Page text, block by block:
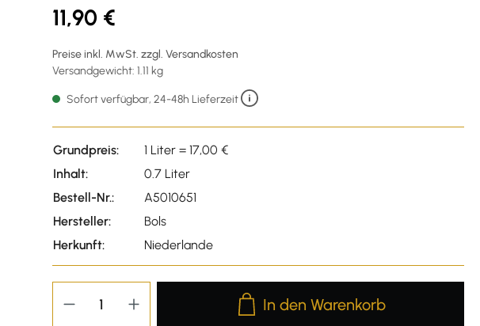
11,90 €
Preise inkl. MwSt. zzgl. Versandkosten
Versandgewicht: 1.11 kg
Sofort verfügbar, 24-48h Lieferzeit
Grundpreis:
1 Liter = 17,00 €
Inhalt:
0.7 Liter
Bestell-Nr.:
A5010651
Hersteller:
Bols
Herkunft:
Niederlande
Produkt Anzahl: Gib den
In den Warenkorb